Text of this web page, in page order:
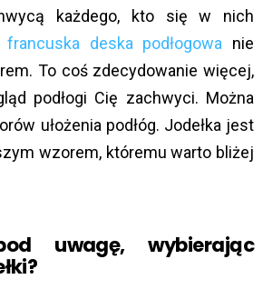
każdego, kto się w nich
francuska deska podłogowa nie
To coś zdecydowanie więcej,
podłogi Cię zachwyci. Można
ułożenia podłóg. Jodełka jest
wzorem, któremu warto bliżej
uwagę, wybierając